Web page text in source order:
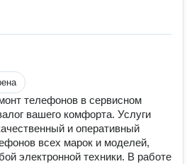
телефонов в сервисном
вашего комфорта. Услуги
и оперативный
всех марок и моделей,
электронной техники. В работе